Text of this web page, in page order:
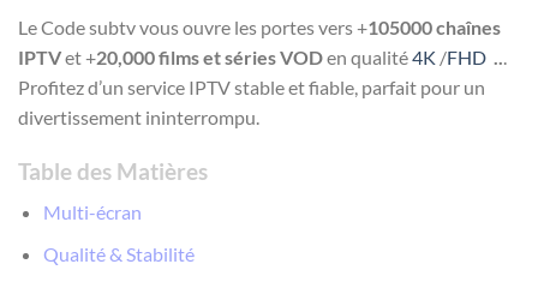
Le Code subtvvous ouvre les portes vers +105000 chaînes
IPTVet +20,000 films et séries VODen qualité4K /FHD ...
Profitez d’un service IPTV stable et fiable, parfait pour un
divertissement ininterrompu.
Table des Matières
Multi-écran
Qualité & Stabilité